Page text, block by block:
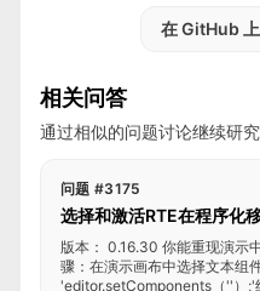
在 GitHub
相关问答
通过相似的问题讨论继续研究
问题 #3175
选择和激活RTE在程序化
版本： 0.16.30 你能重现演示
骤：在演示画布中选择文本组
'editor.setComponents（''）;'